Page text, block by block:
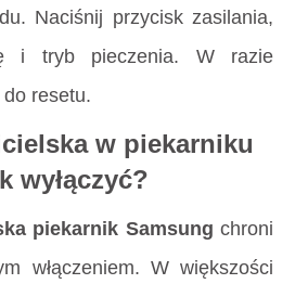
Naciśnij przycisk zasilania,
i tryb pieczenia. W razie
resetu.
w piekarniku
wyłączyć?
piekarnik Samsung chroni
włączeniem. W większości